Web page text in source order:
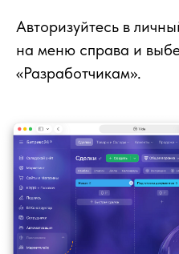
Авторизуйтесь в
на меню справа и
«Разработчикам».